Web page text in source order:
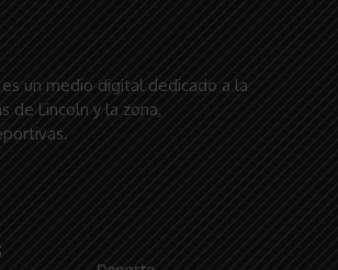
un medio digital dedicado a la
de Lincoln y la zona,